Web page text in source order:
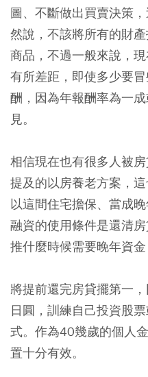
圖、不斷做出買賣決策
然說，不該將所有的財
商品，不過一般來說，
有所差距，即使多少要
酬，因為年報酬率為一
見。
相信現在也有很多人被
提及的以房養老方案，
以這間住宅擔保、當成
融資的使用條件是還清
推什麼時候需要晚年資金
將提前還完房貸擺第一
日圓，訓練自己投資股
式。作為40幾歲的個人
置十分有效。